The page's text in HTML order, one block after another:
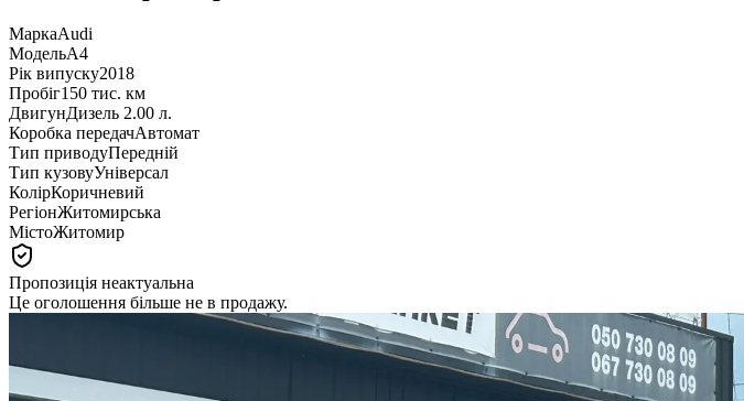
МаркаAudi
МодельA4
Рік випуску2018
Пробіг150 тис. км
ДвигунДизель 2.00 л.
Коробка передачАвтомат
Тип приводуПередній
Тип кузовуУніверсал
КолірКоричневий
РегіонЖитомирська
МістоЖитомир
Пропозиція неактуальна
Це оголошення більше не в продажу.